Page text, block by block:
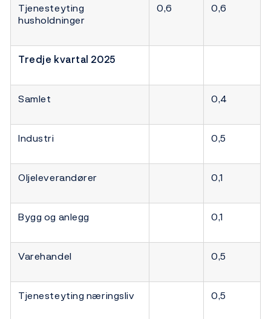
Tjenesteyting
husholdninger
0,6 0,6
Tredje kvartal 2025
Samlet 0,4
Industri 0,5
Oljeleverandører 0,1
Bygg og anlegg 0,1
Varehandel 0,5
Tjenesteyting næringsliv 0,5